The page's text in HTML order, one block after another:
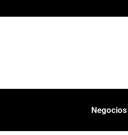
Negocios